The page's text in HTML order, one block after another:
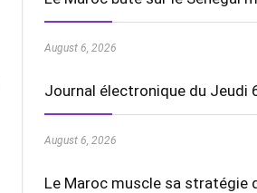
August 6, 2026
Journal électronique du Jeudi
August 6, 2026
Le Maroc muscle sa stratégie